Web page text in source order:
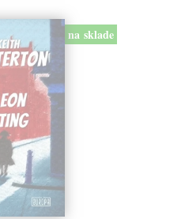
na sklade